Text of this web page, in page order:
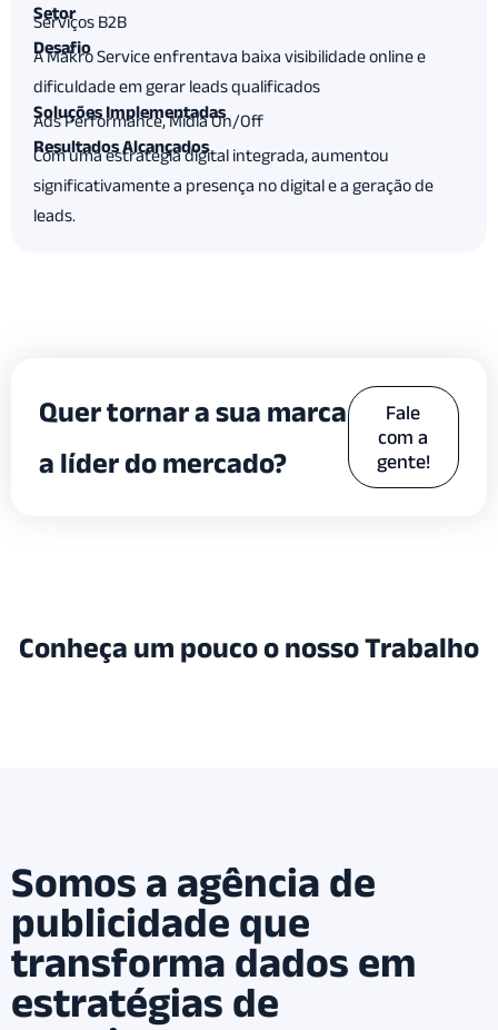
Setor
Serviços B2B
Desafio
A Makro Service enfrentava baixa visibilidade online e
dificuldade em gerar leads qualificados
Soluções Implementadas
Ads Performance,Mídia On/Off
Resultados Alcançados
Com uma estratégia digital integrada, aumentou
significativamente a presença no digital e a geração de
leads.
Quer tornar a sua marca
a líder do mercado?
Fale
com a
gente!
Conheça um pouco o nosso Trabalho
Somos a agência de
publicidade que
transforma dados em
estratégias de